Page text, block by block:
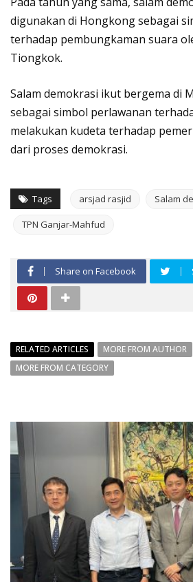
digunakan di Hongkong sebagai
terhadap pembungkaman suara
Tiongkok.
Salam demokrasi ikut bergema di
sebagai simbol perlawanan
melakukan kudeta terhadap
dari proses demokrasi.
Tags arsjad rasjid Salam
TPN Ganjar-Mahfud
Share on Facebook
RELATED ARTICLES
MORE FROM AUTHOR
MORE FROM CATEGORY